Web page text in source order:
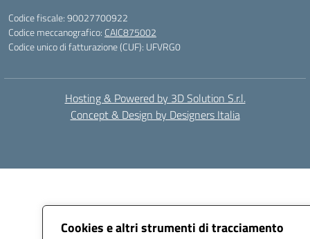
Cookies e altri strumenti di tracciamento
Codice fiscale: 90027700922
Codice meccanografico: CAIC875002
Codice unico di fatturazione (CUF): UFVRG0
Hosting & Powered by 3D Solution S.r.l.
Concept & Design by Designers Italia